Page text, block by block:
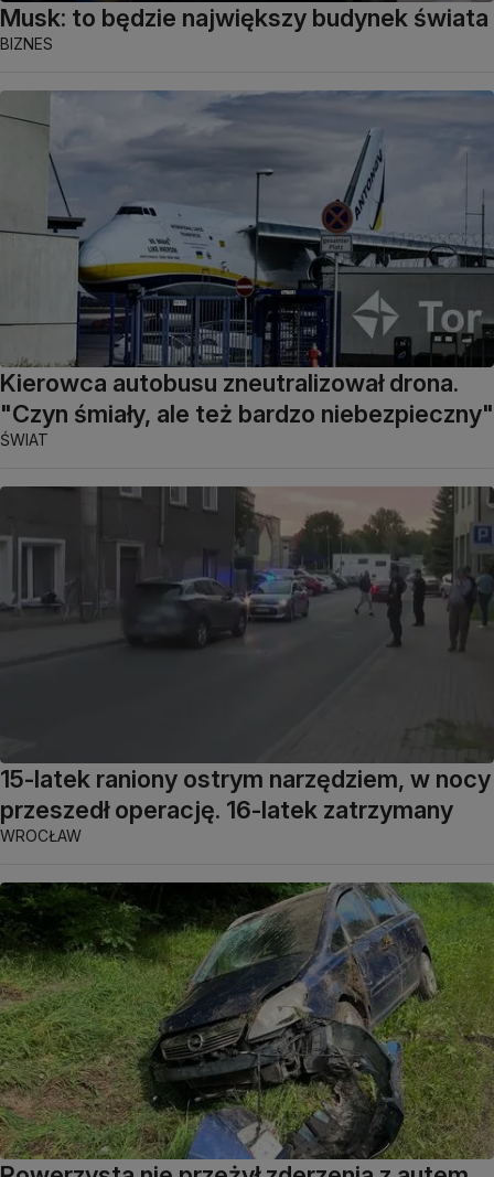
Musk: to będzie największy budynek świata
BIZNES
Kierowca autobusu zneutralizował drona.
"Czyn śmiały, ale też bardzo niebezpieczny"
ŚWIAT
15-latek raniony ostrym narzędziem, w nocy
przeszedł operację. 16-latek zatrzymany
WROCŁAW